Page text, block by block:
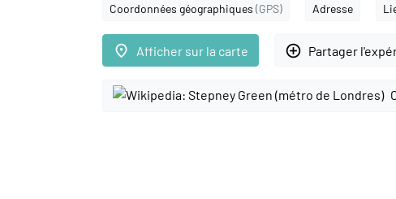
Coordonnées géographiques (GPS) Adresse
place Afficher sur la carte add_circle_outline Partager